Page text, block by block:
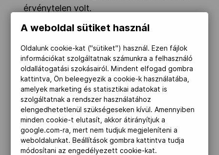
érvénytelen volt.
A szavazásra jogosult 170 tagból 147 volt
volt, a jelölt pedig megkapta a tisztség
elnyeréséhez szükséges
szavazatmennyiséget (a jelenlévők 50
százaléka plusz egy fö).
10/KH/2010
A Magyar Olimpiai Bizottság
közgyűlése egyhangú szavazással az
A weboldal sütiket használ
Oldalunk cookie-kat ("sütiket") használ. Ezen fájlok
információkat szolgáltatnak számunkra a felhasználó
oldallátogatási szokásairól. Mindent elfogad gombra
kattintva, Ön beleegyezik a cookie-k használatába,
amelyek marketing és statisztikai adatokat is
szolgáltatnak a rendszer használatához
elengedhetetlenül szükségeseken kívül. Amennyiben
minden cookie-t elutasít, akkor átirányítjuk a
google.com-ra, mert nem tudjuk megjeleníteni a
weboldalunkat. Beállítások gombra kattintva tudja
módosítani az engedélyezett cookie-kat.